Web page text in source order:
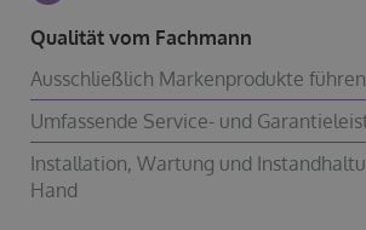
Qualität vom Fachmann
Ausschließlich Markenprodukte
Umfassende Service- und
Installation, Wartung und
Hand